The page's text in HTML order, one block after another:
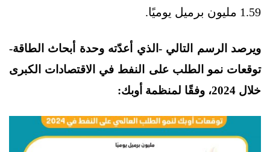
1.59 مليون برميل يوميًا.
ويرصد الرسم التالي -الذي أعدّته وحدة أبحاث الطاقة-
توقعات نمو الطلب على النفط في الاقتصادات الكبرى
خلال 2024، وفقًا لمنظمة أوبك: